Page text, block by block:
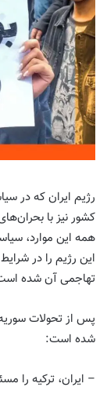
رژیم ایران که در
کشور نیز با
همه این موارد،
این رژیم را در
تهاجمی آن شده
پس از تحولات
شده است:
– ایران، ترکیه را